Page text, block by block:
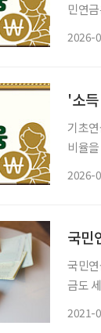
민연
2026-
'소
기초
비율
2026-
국민
국민
금도
2021-